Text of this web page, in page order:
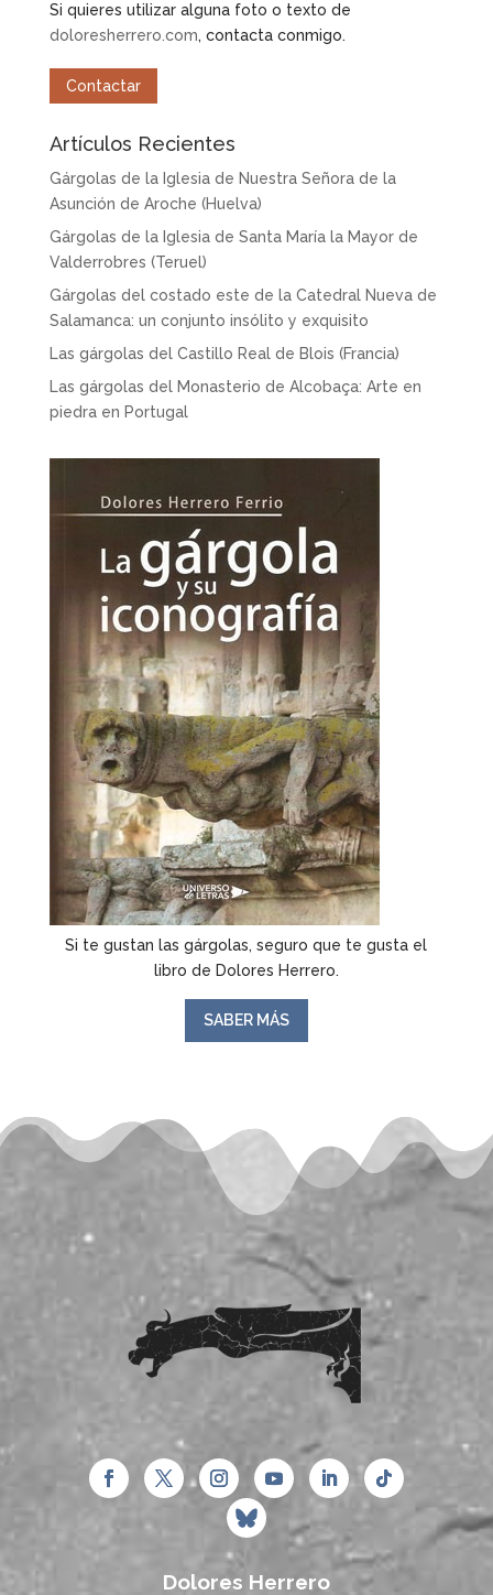
Si quieres utilizar alguna foto o texto de
doloresherrero.com, contacta conmigo.
Contactar
Artículos Recientes
Gárgolas de la Iglesia de Nuestra Señora de la
Asunción de Aroche (Huelva)
Gárgolas de la Iglesia de Santa María la Mayor de
Valderrobres (Teruel)
Gárgolas del costado este de la Catedral Nueva de
Salamanca: un conjunto insólito y exquisito
Las gárgolas del Castillo Real de Blois (Francia)
Las gárgolas del Monasterio de Alcobaça: Arte en
piedra en Portugal
Si te gustan las gárgolas, seguro que te gusta el
libro de Dolores Herrero.
SABER MÁS
Dolores Herrero